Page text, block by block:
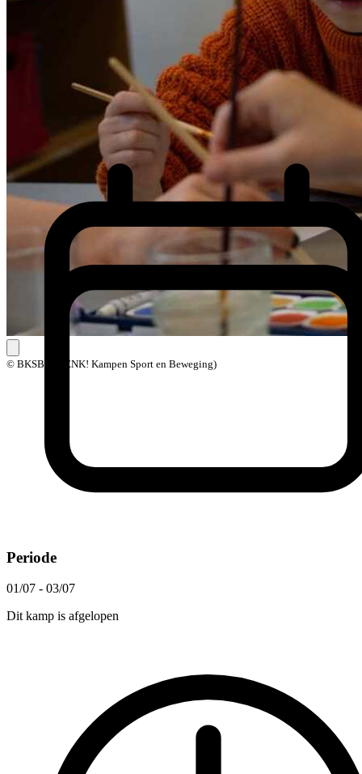
© BKSB (BOENK! Kampen Sport en Beweging)
Periode
01/07 - 03/07
Dit kamp is afgelopen